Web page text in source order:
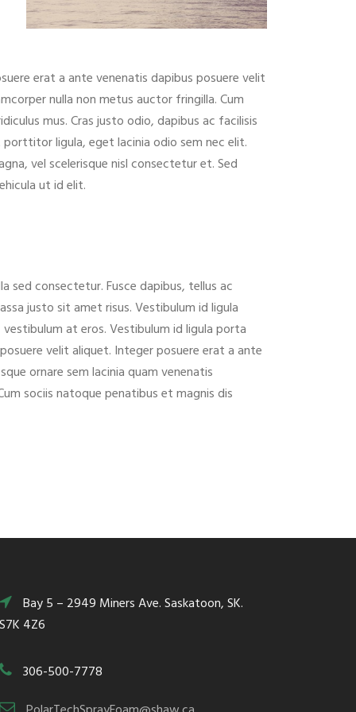
erat a ante venenatis dapibus posuere velit
nulla non metus auctor fringilla. Cum
mus. Cras justo odio, dapibus ac facilisis
ligula, eget lacinia odio sem nec elit.
vel scelerisque nisl consectetur et. Sed
ut id elit.
sed consectetur. Fusce dapibus, tellus ac
justo sit amet risus. Vestibulum id ligula
at eros. Vestibulum id ligula porta
velit aliquet. Integer posuere erat a ante
ornare sem lacinia quam venenatis
sociis natoque penatibus et magnis dis
Bay 5 – 2949 Miners Ave. Saskatoon, SK.
4Z6
306-500-7778